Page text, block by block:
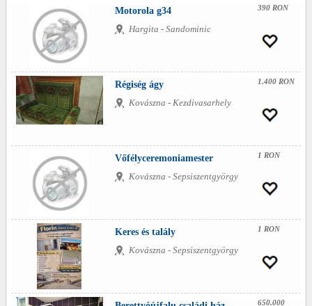
Motorola g34
Hargita - Sandominic
390 RON
Régiség ágy
Kovászna - Kezdivasarhely
1.400 RON
Vőfélyceremoniamester
Kovászna - Sepsiszentgyörgy
1 RON
Keres és talály
Kovászna - Sepsiszentgyörgy
1 RON
650.000